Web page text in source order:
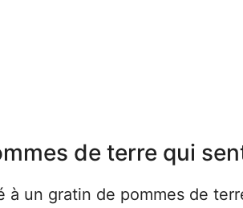
de terre qui
un gratin de pommes de